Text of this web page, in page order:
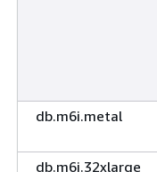
db.m6i.metal
db.m6i.32xlarge